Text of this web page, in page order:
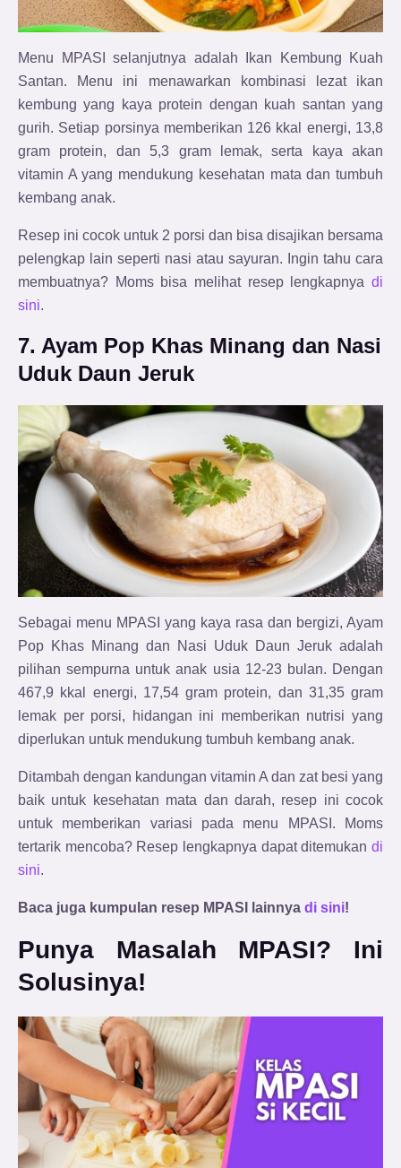
Menu MPASI selanjutnya adalah Ikan Kembung Kuah
Santan. Menu ini menawarkan kombinasi lezat ikan
kembung yang kaya protein dengan kuah santan yang
gurih. Setiap porsinya memberikan 126 kkal energi, 13,8
gram protein, dan 5,3 gram lemak, serta kaya akan
vitamin A yang mendukung kesehatan mata dan tumbuh
kembang anak.
Resep ini cocok untuk 2 porsi dan bisa disajikan bersama
pelengkap lain seperti nasi atau sayuran. Ingin tahu cara
membuatnya? Moms bisa melihat resep lengkapnya di
sini.
7. Ayam Pop Khas Minang dan Nasi
Uduk Daun Jeruk
Sebagai menu MPASI yang kaya rasa dan bergizi, Ayam
Pop Khas Minang dan Nasi Uduk Daun Jeruk adalah
pilihan sempurna untuk anak usia 12-23 bulan. Dengan
467,9 kkal energi, 17,54 gram protein, dan 31,35 gram
lemak per porsi, hidangan ini memberikan nutrisi yang
diperlukan untuk mendukung tumbuh kembang anak.
Ditambah dengan kandungan vitamin A dan zat besi yang
baik untuk kesehatan mata dan darah, resep ini cocok
untuk memberikan variasi pada menu MPASI. Moms
tertarik mencoba? Resep lengkapnya dapat ditemukan di
sini.
Baca juga kumpulan resep MPASI lainnya di sini!
Punya Masalah MPASI? Ini
Solusinya!